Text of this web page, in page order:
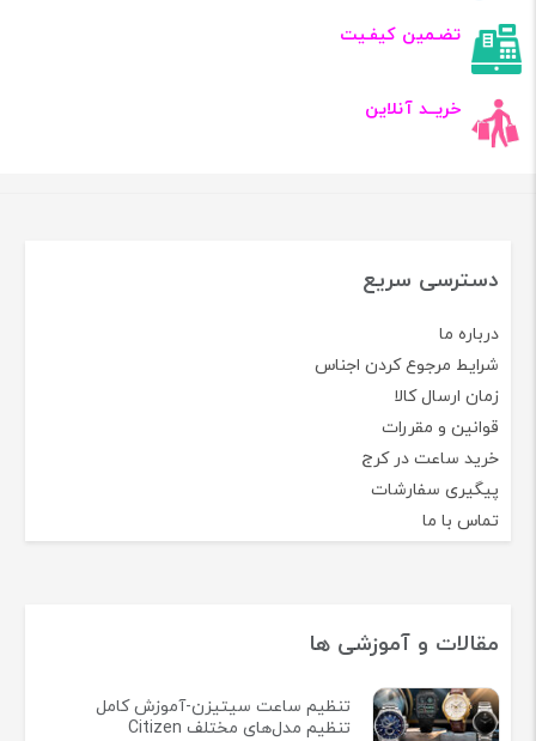
تضـمین کیفـیت
خریــد آنلاین
دسترسی سریع
درباره ما
شرایط مرجوع کردن اجناس
زمان ارسال کالا
قوانین و مقررات
خرید ساعت در کرج
پیگیری سفارشات
تماس با ما
مقالات و آموزشی ها
تنظیم ساعت سیتیزن-آموزش کامل
تنظیم مدل‌های مختلف Citizen